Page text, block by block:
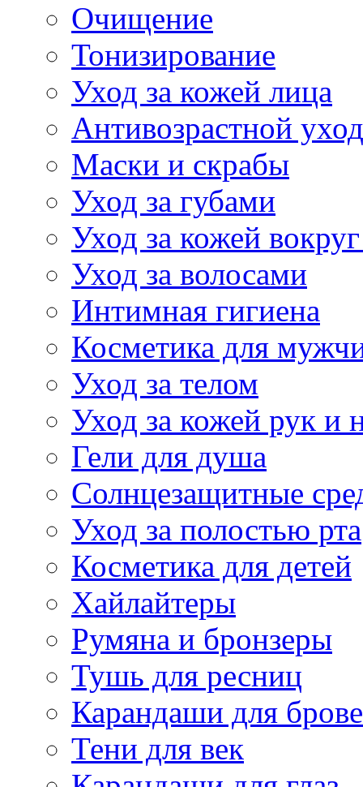
Очищение
Тонизирование
Уход за кожей лица
Антивозрастной уход
Маски и скрабы
Уход за губами
Уход за кожей вокруг
Уход за волосами
Интимная гигиена
Косметика для
Уход за телом
Уход за кожей рук и
Гели для душа
Солнцезащитные
Уход за полостью рта
Косметика для детей
Хайлайтеры
Румяна и бронзеры
Тушь для ресниц
Карандаши для
Тени для век